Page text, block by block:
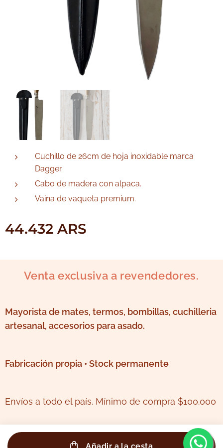
Cuchillo de 26cm de hoja inoxidable marca
Dagger.
Cabo de madera con alpaca.
Vaina de vaqueta premium.
44.432 ARS
Venta exclusiva a revendedores.
Mayorista de mates, termos, bombillas, cuchilleria
artesanal, accesorios para asado.
Fabricación propia • Stock permanente
Envíos a todo el país. Mínimo de compra $100.000